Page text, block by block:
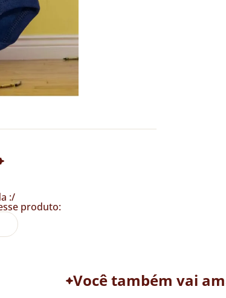
:/
produto:
Você também vai